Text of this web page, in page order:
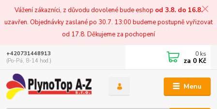
Vážení zákazníci, z důvodu dovolené bude eshop od 3.8. do 16.8.
uzavřen. Objednávky zaslané po 30.7. 13:00 budeme postupně vyřizovat
od 17.8. Děkujeme za pochopení
Menu
+420731448913
(Po-Pá, 8-14 hod.)
0 ks
za 0 Kč